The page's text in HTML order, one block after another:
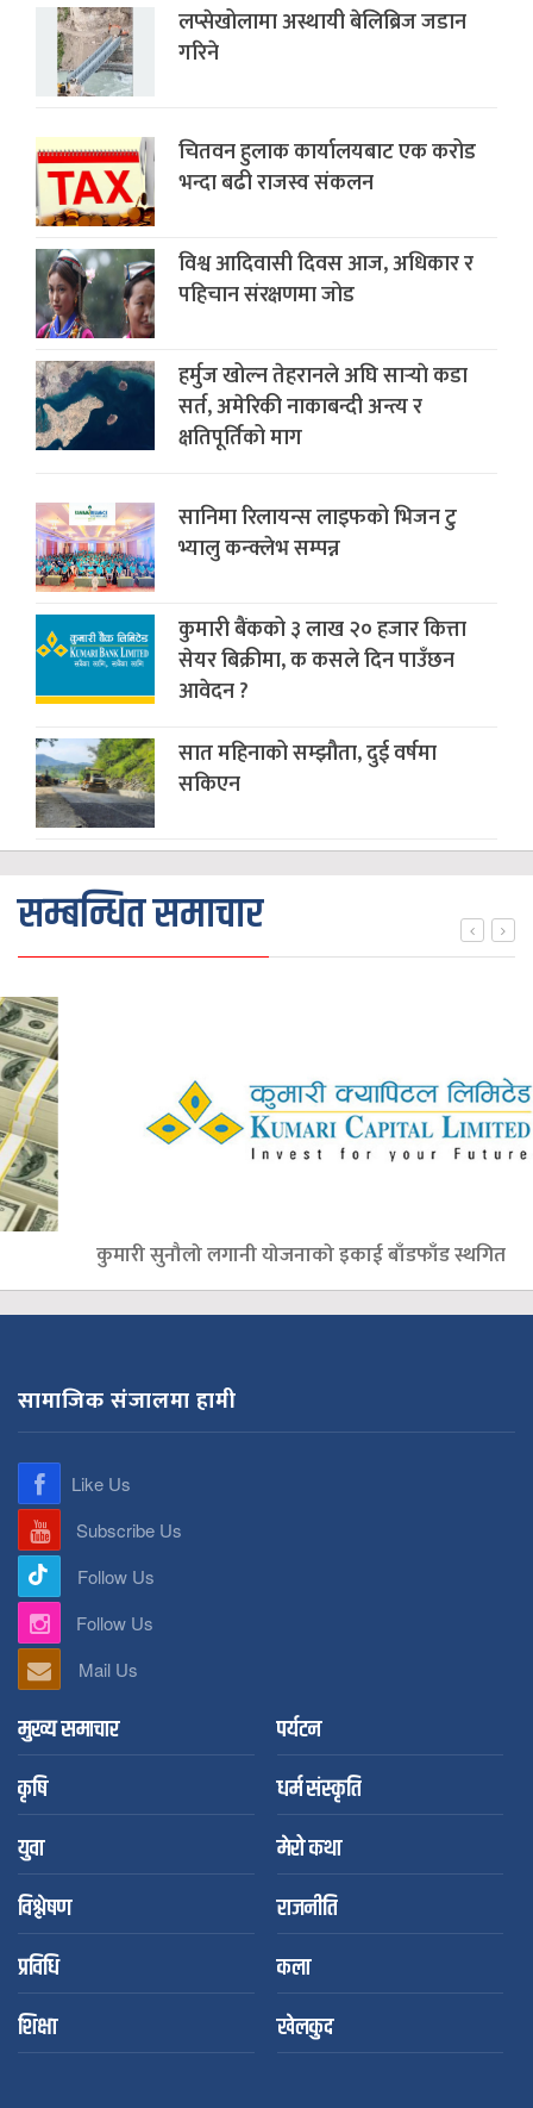
लप्सेखोलामा अस्थायी बेलिब्रिज जडान
गरिने
चितवन हुलाक कार्यालयबाट एक करोड
भन्दा बढी राजस्व संकलन
विश्व आदिवासी दिवस आज, अधिकार र
पहिचान संरक्षणमा जोड
हर्मुज खोल्न तेहरानले अघि सार्‍याे कडा
सर्त, अमेरिकी नाकाबन्दी अन्त्य र
क्षतिपूर्तिको माग
सानिमा रिलायन्स लाइफको भिजन टु
भ्यालु कन्क्लेभ सम्पन्न
कुमारी बैंकको ३ लाख २० हजार कित्ता
सेयर बिक्रीमा, क कसले दिन पाउँछन
आवेदन ?
सात महिनाको सम्झौता, दुई वर्षमा
सकिएन
सम्बन्धित समाचार
कुमारी सुनौलो लगानी योजनाको इकाई बाँडफाँड स्थगित
सामाजिक संजालमा हामी
Like Us
Subscribe Us
Follow Us
Follow Us
Mail Us
मुख्य समाचार
पर्यटन
कृषि
धर्म संस्कृति
युवा
मेरो कथा
विश्लेषण
राजनीति
प्रविधि
कला
शिक्षा
खेलकुद